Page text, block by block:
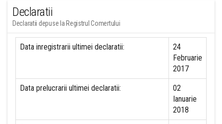
Declaratii
Declaratii depuse la Registrul Comertului
Data inregistrarii ultimei declaratii:
24
Februarie
2017
Data prelucrarii ultimei declaratii:
02
Ianuarie
2018